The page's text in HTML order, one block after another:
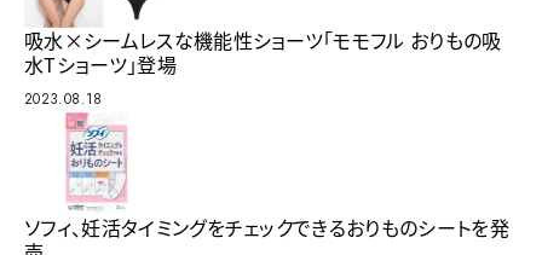
吸水×シームレスな機能性ショーツ「モモフル おりもの吸
水Tショーツ」登場
2023.08.18
ソフィ、妊活タイミングをチェックできるおりものシートを発